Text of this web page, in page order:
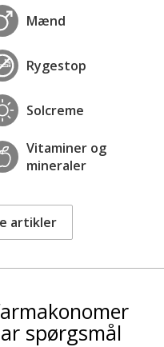
Mænd
Rygestop
Solcreme
Vitaminer og
mineraler
artikler
spørgsmål